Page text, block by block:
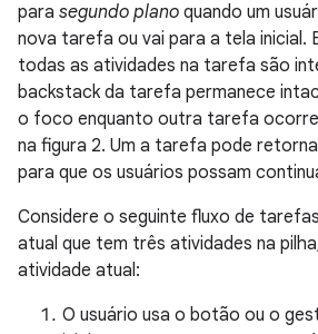
para segundo plano quando um
nova tarefa ou vai para a tela inicial.
todas as atividades na tarefa são
backstack da tarefa permanece
o foco enquanto outra tarefa
na figura 2. Um a tarefa pode
para que os usuários possam
Considere o seguinte fluxo de
atual que tem três atividades na
atividade atual:
O usuário usa o botão ou o